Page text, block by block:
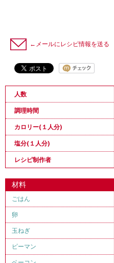
←メールにレシピ情報を送る
人数
調理時間
カロリー(１人分)
塩分(１人分)
レシピ制作者
材料
ごはん
卵
玉ねぎ
ピーマン